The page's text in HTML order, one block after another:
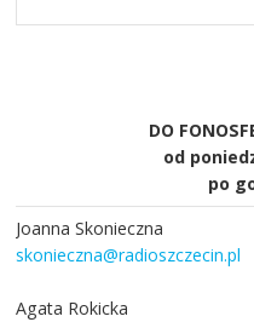
DO
od
po
Joanna Skonieczna
skonieczna@radioszczecin.pl
Agata Rokicka